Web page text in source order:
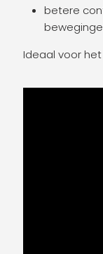
betere
Ideaal voor